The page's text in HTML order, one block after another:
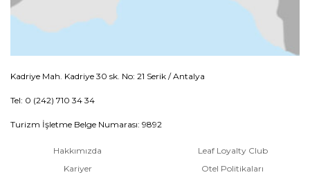
Kadriye Mah. Kadriye 30 sk. No: 21 Serik / Antalya
Tel: 0 (242) 710 34 34
Turizm İşletme Belge Numarası: 9892
Hakkımızda
Kariyer
Leaf Loyalty Club
Otel Politikaları